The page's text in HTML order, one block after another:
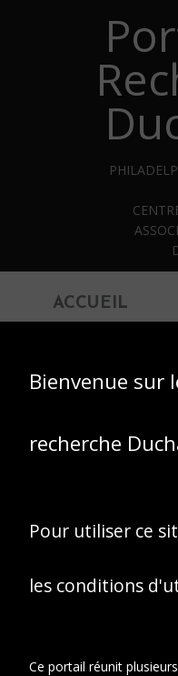
Retourner au contenu
ACCUEIL
Bibliothèque
fille et
Bienvenue sur
recherche
Pour utiliser ce
les conditions
Ce portail réunit